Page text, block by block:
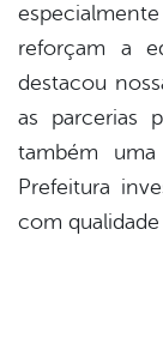
reforçam a
destacou
as parcerias
também
Prefeitura
com qualidade